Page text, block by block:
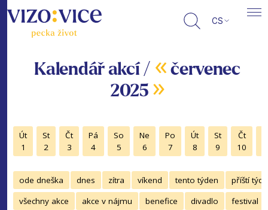
CS
Kalendář akcí / « červenec
2025 »
Út
1
St
2
Čt
3
Pá
4
So
5
Ne
6
Po
7
Út
8
St
9
Čt
10
ode dneška dnes zítra víkend tento týden
příští
všechny akce
akce v nájmu benefice divadlo festival